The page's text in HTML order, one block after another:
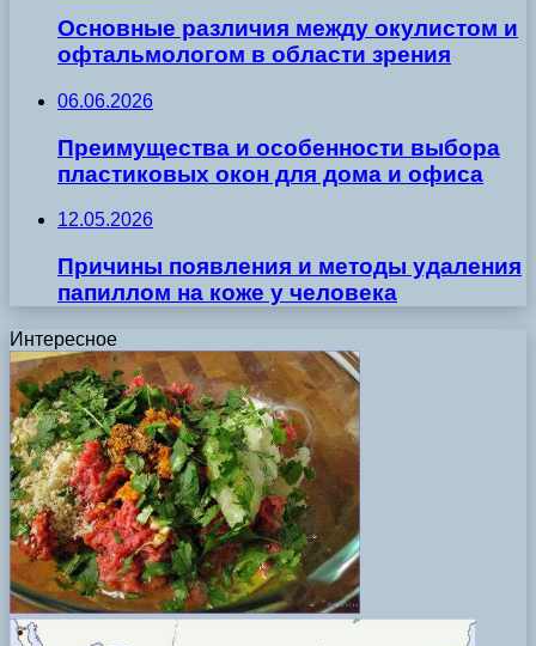
Основные различия между окулистом и
офтальмологом в области зрения
06.06.2026
Преимущества и особенности выбора
пластиковых окон для дома и офиса
12.05.2026
Причины появления и методы удаления
папиллом на коже у человека
Интересное